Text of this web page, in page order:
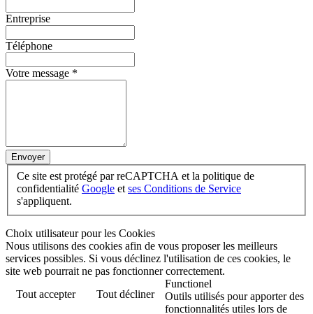
Entreprise
Téléphone
Votre message *
Envoyer
Ce site est protégé par reCAPTCHA et la politique de
confidentialité Google et ses Conditions de Service
s'appliquent.
Choix utilisateur pour les Cookies
Nous utilisons des cookies afin de vous proposer les meilleurs
services possibles. Si vous déclinez l'utilisation de ces cookies, le
site web pourrait ne pas fonctionner correctement.
Tout accepter
Tout décliner
Functionel
Outils utilisés pour apporter des
fonctionnalités utiles lors de